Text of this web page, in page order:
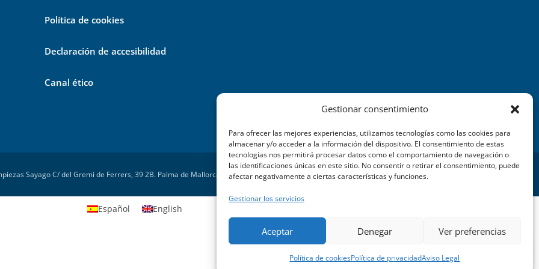
Gestionar consentimiento
Para ofrecer las mejores experiencias, utilizamos tecnologías como las cookies para
almacenar y/o acceder a la información del dispositivo. El consentimiento de estas
tecnologías nos permitirá procesar datos como el comportamiento de navegación o
las identificaciones únicas en este sitio. No consentir o retirar el consentimiento, puede
afectar negativamente a ciertas características y funciones.
Gestionar los servicios
Aceptar Denegar Ver preferencias
Política de cookiesPolítica de privacidadAviso Legal
Política de cookies
Declaración de accesibilidad
Canal ético
Sayago C/ del Gremi de Ferrers, 39 2B. Palma de Mallorca – Powered byTEIX WEB
Español English